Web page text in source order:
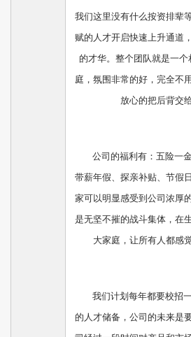
我们这里没有什么按资排辈
赋的人才开启快速上升通道
的才华。整个团队就是一
庭，氛围非常的好，完全不
放心的把后背交
公司的福利有：五险一
带薪年假、探亲补贴、节假
家可以明显感受到公司浓厚
是无坚不摧的战斗集体，在
大家庭，让所有人都感
我们计划每年都要校招
的人才储备，公司的未来是